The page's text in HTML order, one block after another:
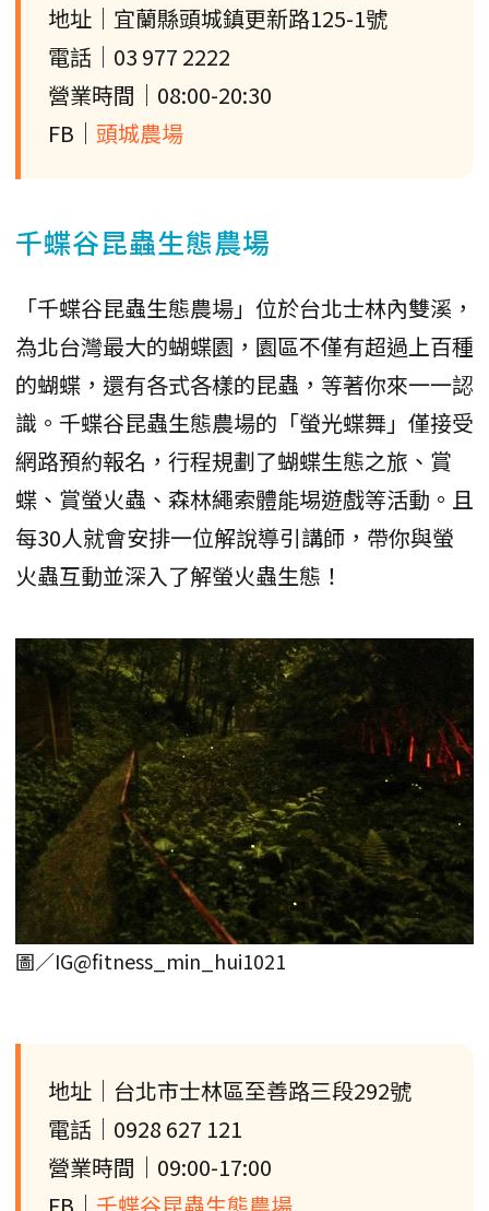
地址｜宜蘭縣頭城鎮更新路125-1號
電話｜03 977 2222
營業時間｜08:00-20:30
FB｜ 頭城農場
千蝶谷昆蟲生態農場
「千蝶谷昆蟲生態農場」位於台北士林內雙溪，
為北台灣最大的蝴蝶園，園區不僅有超過上百種
的蝴蝶，還有各式各樣的昆蟲，等著你來一一認
識。千蝶谷昆蟲生態農場的「螢光蝶舞」僅接受
網路預約報名，行程規劃了蝴蝶生態之旅、賞
蝶、賞螢火蟲、森林繩索體能埸遊戲等活動。且
每30人就會安排一位解說導引講師，帶你與螢
火蟲互動並深入了解螢火蟲生態！
圖／IG@fitness_min_hui1021
地址｜台北市士林區至善路三段292號
電話｜0928 627 121
營業時間｜09:00-17:00